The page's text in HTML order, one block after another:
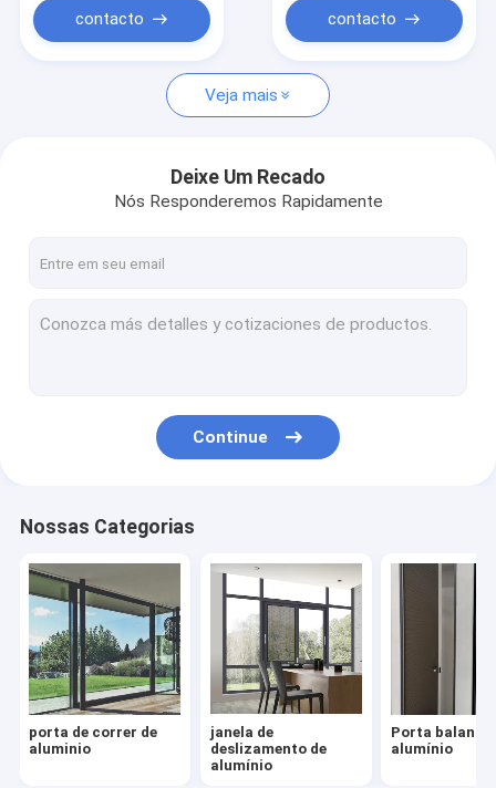
Casos
porta de correr de aluminio
Porta balançante de alumínio
Janela balançante de alumínio
Parede de separação de vidro
Janela de dobramento de alumínio
contacto contacto
Veja mais
Deixe Um Recado
Nós Responderemos Rapidamente
Continue
Nossas Categorias
porta de correr de
aluminio
janela de
deslizamento de
alumínio
Porta
alumínio